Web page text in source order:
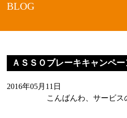
BLOG
ＡＳＳＯブレーキキャンペー
2016年05月11日
こんばんわ、サービス